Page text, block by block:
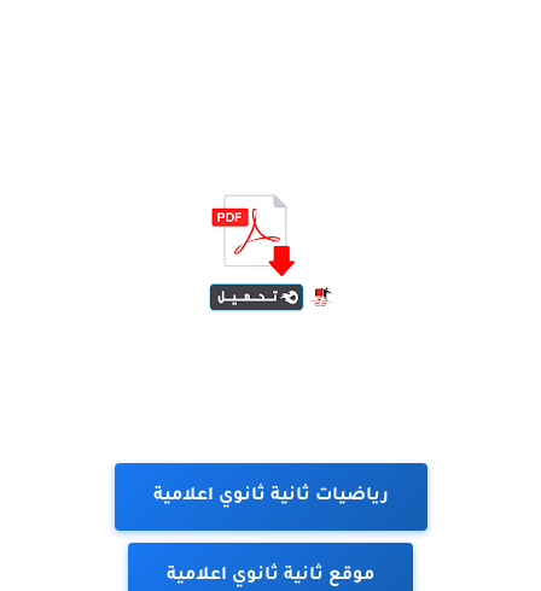
رياضيات ثانية ثانوي اعلامية
موقع ثانية ثانوي اعلامية